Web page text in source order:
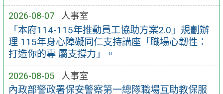
2026-08-07 人事室
「本府114-115年推動員工協助方案2.0」規劃辦
理 115年身心障礙同仁支持講座「職場心韌性：
打造你的專 屬支撐力」。
2026-08-05 人事室
內政部警政署保安警察第一總隊職場互助教保服